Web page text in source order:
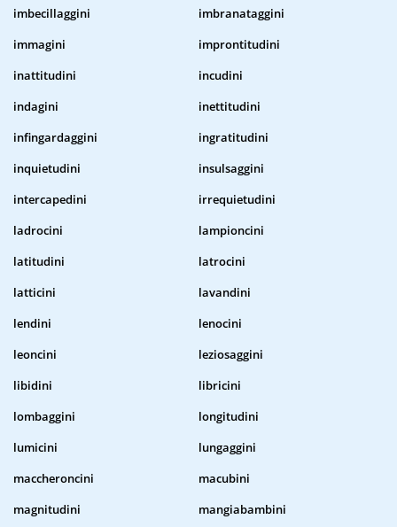
imbecillaggini
imbranataggini
immagini
improntitudini
inattitudini
incudini
indagini
inettitudini
infingardaggini
ingratitudini
inquietudini
insulsaggini
intercapedini
irrequietudini
ladrocini
lampioncini
latitudini
latrocini
latticini
lavandini
lendini
lenocini
leoncini
leziosaggini
libidini
libricini
lombaggini
longitudini
lumicini
lungaggini
maccheroncini
macubini
magnitudini
mangiabambini